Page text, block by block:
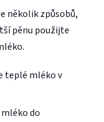
několik způsobů,
pěnu použijte
teplé mléko v
do